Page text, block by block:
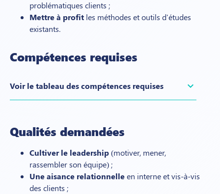
problématiques clients ;
Mettre à profit les méthodes et outils d'études
existants.
Compétences requises
Voir le tableau des compétences requises expand_more
Qualités demandées
Cultiver le leadership(motiver, mener,
rassembler son équipe) ;
Une aisance relationnelleen interne et vis-à-vis
des clients ;